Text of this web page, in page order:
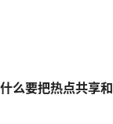
么要把热点共享和